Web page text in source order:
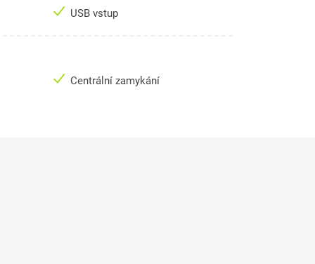
USB vstup
Centrální zamykání